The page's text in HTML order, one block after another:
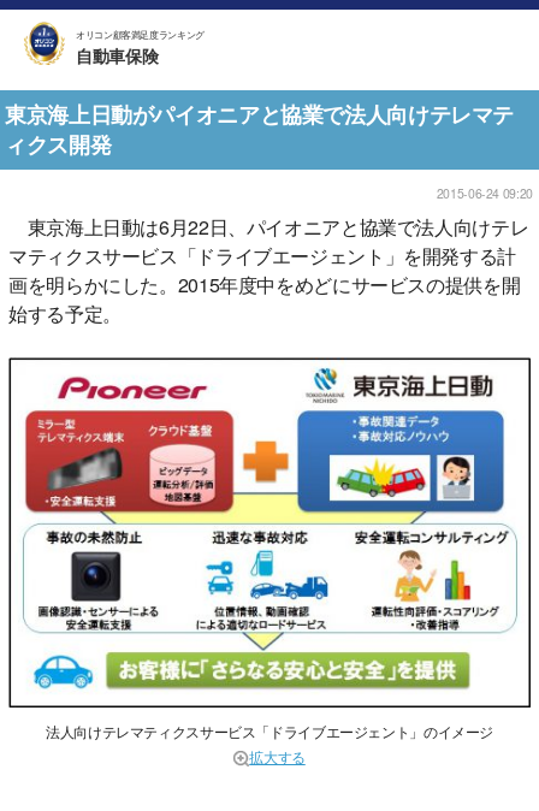
オリコン顧客満足度ランキング
自動車保険
東京海上日動がパイオニアと協業で法人向けテレマテ
ィクス開発
2015-06-24 09:20
東京海上日動は6月22日、パイオニアと協業で法人向けテレ
マティクスサービス「ドライブエージェント」を開発する計
画を明らかにした。2015年度中をめどにサービスの提供を開
始する予定。
法人向けテレマティクスサービス「ドライブエージェント」のイメージ
拡大する